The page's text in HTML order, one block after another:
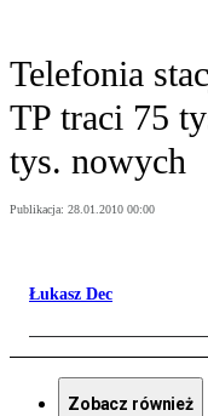
Telefonia
TP traci 75
tys. nowych
Publikacja: 28.01.2010 00:00
Łukasz Dec
Zobacz również